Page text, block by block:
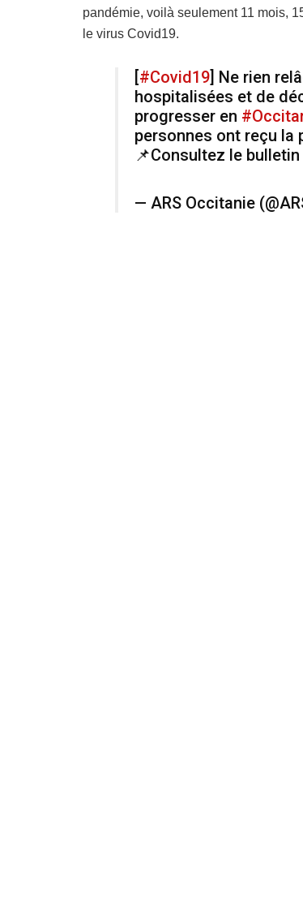
pandémie, voilà seulement 11 mois,
le virus Covid19.
#Covid19 ] Ne rien
hospitalisées et de
progresser en
personnes ont reçu la
📌Consultez le bulletin
— ARS Occitanie